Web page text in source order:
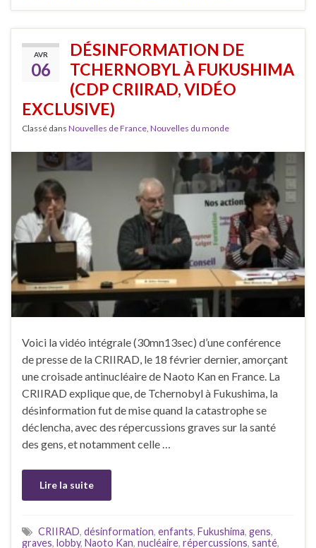
AVR
06
DÉSINFORMATION DE
TCHERNOBYL À FUKUSHIMA
(CDP CRIIRAD, VIDÉO
EXCLUSIVE)
Classé dans Nouvelles de France Nouvelles du monde
Voici la vidéo intégrale (30mn13sec) d’une conférence
de presse de la CRIIRAD, le 18 février dernier, amorçant
une croisade antinucléaire de Naoto Kan en France. La
CRIIRAD explique que, de Tchernobyl à Fukushima, la
désinformation fut de mise quand la catastrophe se
déclencha, avec des répercussions graves sur la santé
des gens, et notamment celle …
Lire la suite
CRIIRAD, désinformation, enfants, Fukushima, gens,
graves, lobby, Naoto Kan, nucléaire, répercussions, santé,